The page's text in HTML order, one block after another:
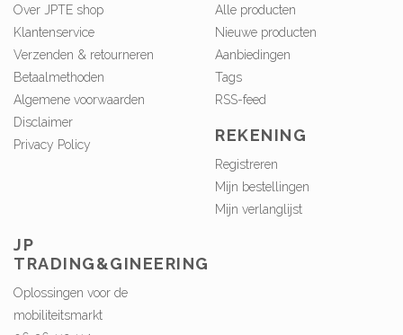
Over JPTE shop
Klantenservice
Verzenden & retourneren
Betaalmethoden
Algemene voorwaarden
Disclaimer
Privacy Policy
Alle producten
Nieuwe producten
Aanbiedingen
Tags
RSS-feed
REKENING
Registreren
Mijn bestellingen
Mijn verlanglijst
JP
TRADING&GINEERING
Oplossingen voor de
mobiliteitsmarkt